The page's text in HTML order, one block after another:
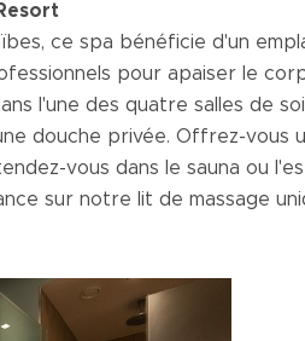
ce spa bénéficie d'un
pour apaiser le
l'une des quatre salles de
douche privée. Offrez-vous
vous dans le sauna ou
sur notre lit de massage